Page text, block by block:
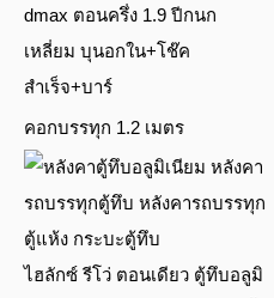
dmax ตอนครึ่ง 1.9 ปีกนก
เหลี่ยม บุนอกใน+โช๊ค
สำเร็จ+บาร์
คอกบรรทุก 1.2 เมตร
ไฮลักซ์ รีโว่ ตอนเดียว ตู้ทึบอลูมิ